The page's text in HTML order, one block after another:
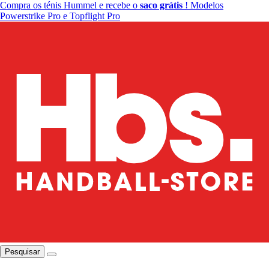
Compra os ténis Hummel e recebe o saco grátis ! Modelos
Powerstrike Pro e Topflight Pro
Pesquisar